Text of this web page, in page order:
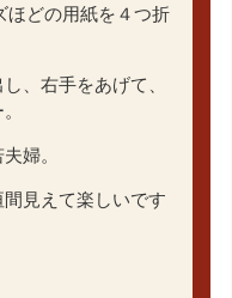
ほどの用紙を４つ折
、右手をあげて、
婦。
見えて楽しいです